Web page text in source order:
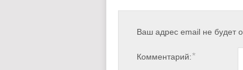
Ваш адрес email не будет
Комментарий:*